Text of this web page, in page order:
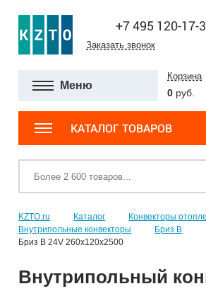
+7 495 120-17-
Заказать звонок
Меню
Корзина
0 руб.
КАТАЛОГ ТОВАРОВ
KZTO.ru Каталог
Конвекторы
Внутрипольные конвекторы
Бриз В
Бриз В 24V 260x120x2500
Внутрипольный